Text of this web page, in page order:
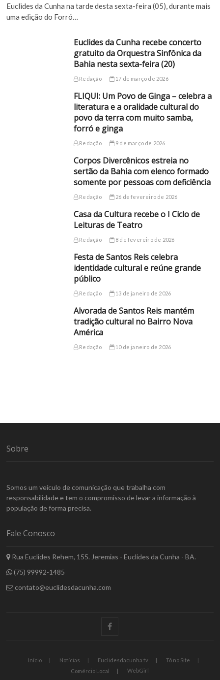
Euclides da Cunha na tarde desta sexta-feira (05), durante mais
uma edição do Forró…
Euclides da Cunha recebe concerto
gratuito da Orquestra Sinfônica da
Bahia nesta sexta-feira (20)
Redação 17 de março de 2026
FLIQUI: Um Povo de Ginga – celebra a
literatura e a oralidade cultural do
povo da terra com muito samba,
forró e ginga
Redação 9 de março de 2026
Corpos Divercênicos estreia no
sertão da Bahia com elenco formado
somente por pessoas com deficiência
Redação 26 de fevereiro de 2026
Casa da Cultura recebe o I Ciclo de
Leituras de Teatro
Redação 8 de fevereiro de 2026
Festa de Santos Reis celebra
identidade cultural e reúne grande
público
Redação 13 de janeiro de 2026
Alvorada de Santos Reis mantém
tradição cultural no Bairro Nova
América
Redação 10 de janeiro de 2026
Sobre
Somos um veículo de comunicação que trabalha com
responsabilidade e tem o compromisso de levar a informação à
população de forma precisa.
Fale Conosco
Rua Euclides Rehem, 155. Jeremias - Euclides da Cunha - BA.
(75) 99992-1485
contato@euclidesdacunha.com
facebook
Início Notícias Euclidesdacunha.tv
Tô no Site
Comércio Local
WebGirl